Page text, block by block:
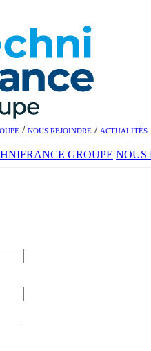
/ NOUS REJOINDRE / ACTUALITÉS
GROUPE NOUS